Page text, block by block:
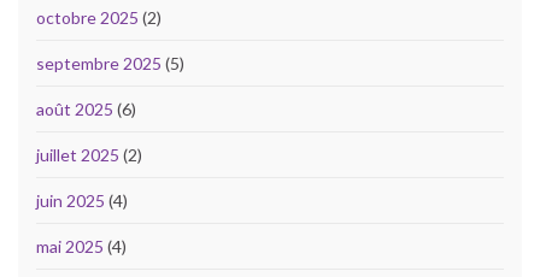
octobre 2025 (2)
septembre 2025 (5)
août 2025 (6)
juillet 2025 (2)
juin 2025 (4)
mai 2025 (4)